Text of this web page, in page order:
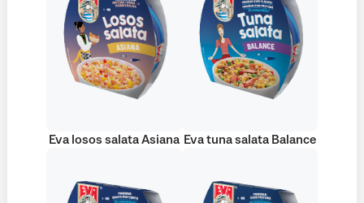
Eva losos salata Asiana Eva tuna salata Balance